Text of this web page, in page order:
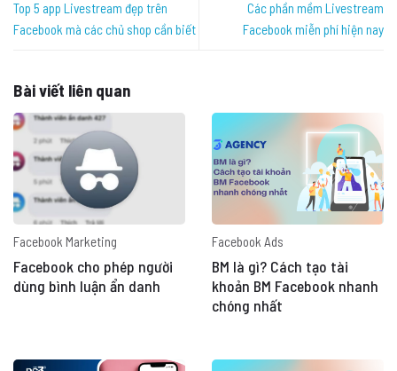
Top 5 app Livestream đẹp trên
Facebook mà các chủ shop cần biết
Các phần mềm Livestream
Facebook miễn phí hiện nay
Bài viết liên quan
Facebook Marketing
Facebook cho phép người
dùng bình luận ẩn danh
Facebook Ads
BM là gì? Cách tạo tài
khoản BM Facebook nhanh
chóng nhất